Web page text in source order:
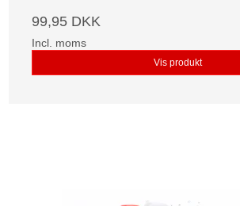
99,95 DKK
Incl. moms
Vis produkt